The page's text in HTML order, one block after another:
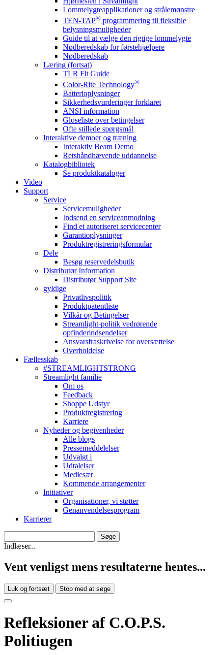
Lommelygteapplikationer og strålemønstre
TEN-TAP® programmering til fleksible
belysningsmuligheder
Guide til at vælge den rigtige lommelygte
Nødberedskab for førstehjælpere
Nødberedskab
Læring (fortsat)
TLR Fit Guide
Color-Rite Technology®
Batterioplysninger
Sikkerhedsvurderinger forklaret
ANSI information
Gloseliste over betingelser
Ofte stillede spørgsmål
Interaktive demoer og træning
Interaktiv Beam Demo
Retshåndhævende uddannelse
Katalogbibliotek
Se produktkataloger
Video
Support
Service
Servicemuligheder
Indsend en serviceanmodning
Find et autoriseret servicecenter
Garantioplysninger
Produktregistreringsformular
Dele
Besøg reservedelsbutik
Distributør Information
Distributør Support Site
gyldige
Privatlivspolitik
Produktpatentliste
Vilkår og Betingelser
Streamlight-politik vedrørende
opfinderindsendelser
Ansvarsfraskrivelse for oversættelse
Overholdelse
Fællesskab
#STREAMLIGHTSTRONG
Streamlight familie
Om os
Feedback
Shoppe Udstyr
Produktregistrering
Karriere
Nyheder og begivenheder
Alle blogs
Pressemeddelelser
Udvalgt i
Udtalelser
Mediesæt
Kommende arrangementer
Initiativer
Organisationer, vi støtter
Genanvendelsesprogram
Karrierer
Indlæser...
Vent venligst mens resultaterne hentes...
Luk og fortsæt Stop med at søge
Refleksioner af C.O.P.S.
Politiugen